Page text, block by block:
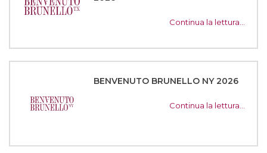
Continua la lettura…
BENVENUTO BRUNELLO NY 2026
Continua la lettura…